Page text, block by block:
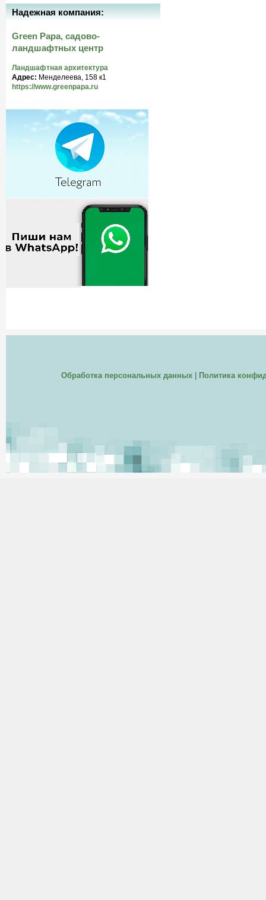
Надежная компания:
Green Papa, садово-
ландшафтных центр
Ландшафтная архитектура
Адрес: Менделеева, 158 к1
https://www.greenpapa.ru
Обработка персональных данных| Политика